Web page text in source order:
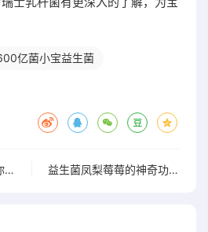
亿菌小宝益生菌
菌乐畅益生菌使用后，你真的会对它产生依赖吗？快来了解 益生菌凤梨莓莓的神奇功效与健康益处